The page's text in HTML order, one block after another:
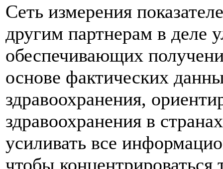
Сеть измерения
другим партнерам в деле
обеспечивающих
основе фактических
здравоохранения,
здравоохранения в
усиливать все
чтобы концентрироваться